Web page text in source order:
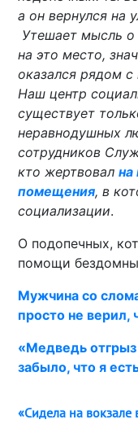
а он вернулся на
Утешает мысль о
на это место,
оказался рядом
Наш центр
существует
неравнодушных
сотрудников
кто жертвовална
помещения, в
социализации.
О подопечных,
помощи
Мужчина со
просто не верил,
«Медведь отгрыз
забыло, что я
«Сидела на вокзале